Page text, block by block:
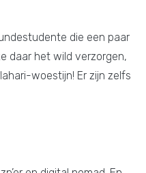
die een paar
daar het wild verzorgen,
woestijn! Er zijn zelfs